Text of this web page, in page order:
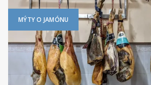
MÝTY O JAMÓNU